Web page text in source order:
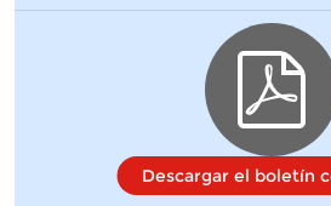
Descargar el boletín